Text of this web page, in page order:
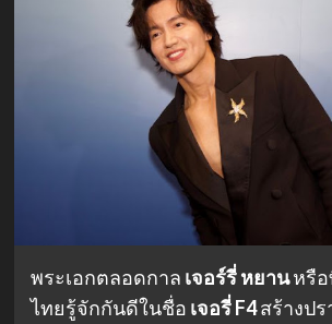
พระเอกตลอดกาล เจอร์รี่ หยานหรือ
ไทยรู้จักกันดีในชื่อ เจอรี่ F4สร้างป